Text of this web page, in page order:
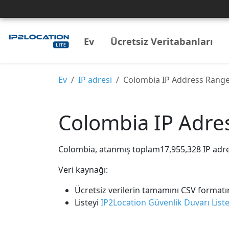
Ev Ücretsiz Veritabanları
Ev IP adresi Colombia IP Address
Colombia IP
Colombia, atanmış toplam17,955,328 IP
Veri kaynağı:
Ücretsiz verilerin tamamını CSV
Listeyi IP2Location Güvenlik Duvarı